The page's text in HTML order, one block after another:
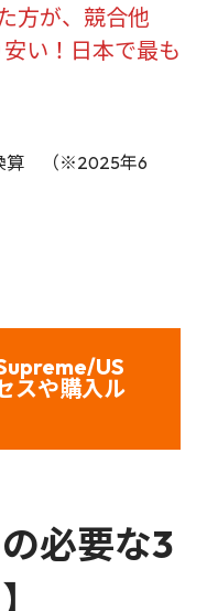
方が、競合他
い！日本で最も
算 （※2025年6
US
スや購入ル
必要な3